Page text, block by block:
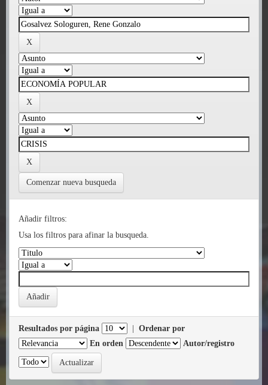
Comenzar nueva busqueda
Añadir filtros:
Usa los filtros para afinar la busqueda.
Resultados por página
Ordenar por
En orden
Autor/registro